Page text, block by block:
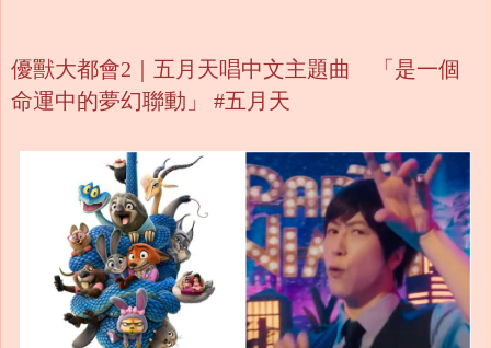
優獸大都會2｜五月天唱中文主題曲 「是一個
命運中的夢幻聯動」 #五月天